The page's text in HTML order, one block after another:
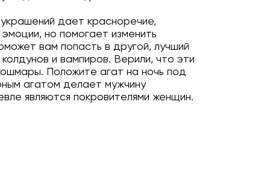
дает красноречие,
но помогает изменить
вам попасть в другой, лучший
и вампиров. Верили, что эти
Положите агат на ночь под
агатом делает мужчину
являются покровителями женщин.